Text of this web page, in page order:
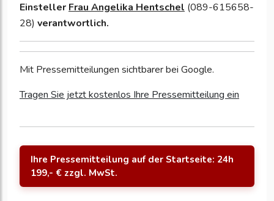
Einsteller Frau Angelika Hentschel (089-615658-
28) verantwortlich.
Mit Pressemitteilungen sichtbarer bei Google.
Tragen Sie jetzt kostenlos Ihre Pressemitteilung ein
Ihre Pressemitteilung auf der Startseite: 24h
199,- € zzgl. MwSt.